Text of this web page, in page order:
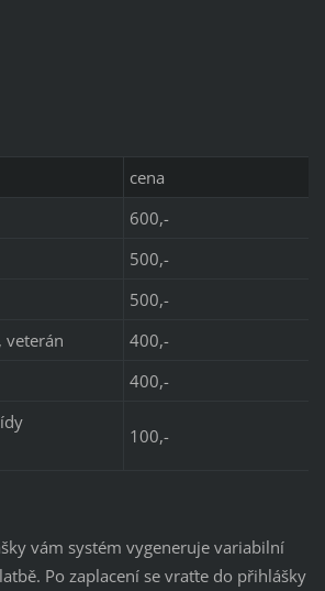
cena
600,-
500,-
500,-
veterán
400,-
400,-
100,-
vám systém vygeneruje variabilní
Po zaplacení se vraťte do přihlášky